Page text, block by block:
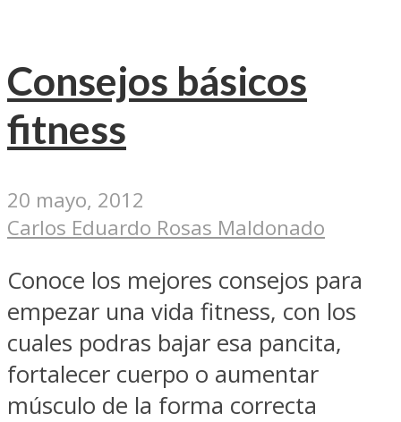
Consejos básicos
fitness
20 mayo, 2012
Carlos Eduardo Rosas Maldonado
Conoce los mejores consejos para
empezar una vida fitness, con los
cuales podras bajar esa pancita,
fortalecer cuerpo o aumentar
músculo de la forma correcta